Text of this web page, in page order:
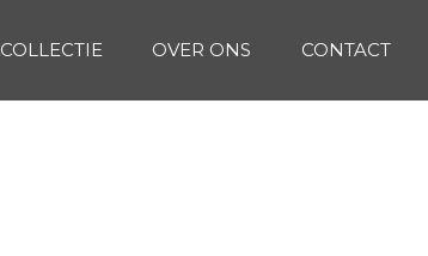
COLLECTIE OVER ONS CONTACT